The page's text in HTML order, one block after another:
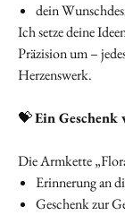
dein
Ich setze deine
Präzision um –
Herzenswerk.
💝Ein Geschenk
Die Armkette
Erinnerung an
Geschenk zur